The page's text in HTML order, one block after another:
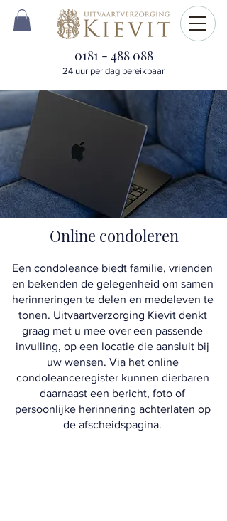
0181 - 488 088
24 uur per dag bereikbaar
Online condoleren
Een condoleance biedt familie, vrienden
en bekenden de gelegenheid om samen
herinneringen te delen en medeleven te
tonen. Uitvaartverzorging Kievit denkt
graag met u mee over een passende
invulling, op een locatie die aansluit bij
uw wensen. Via het online
condoleanceregister kunnen dierbaren
daarnaast een bericht, foto of
persoonlijke herinnering achterlaten op
de afscheidspagina.